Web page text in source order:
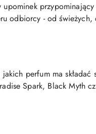
odbiorcy - od świeżych,
perfum ma składać
Spark, Black Myth